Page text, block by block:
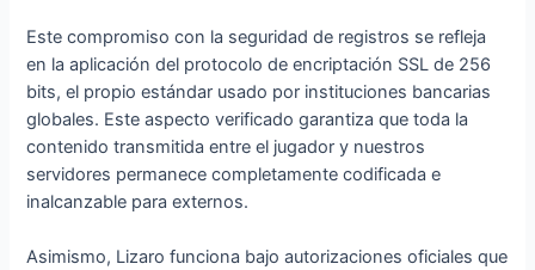
Este compromiso con la seguridad de registros se refleja
en la aplicación del protocolo de encriptación SSL de 256
bits, el propio estándar usado por instituciones bancarias
globales. Este aspecto verificado garantiza que toda la
contenido transmitida entre el jugador y nuestros
servidores permanece completamente codificada e
inalcanzable para externos.
Asimismo, Lizaro funciona bajo autorizaciones oficiales que